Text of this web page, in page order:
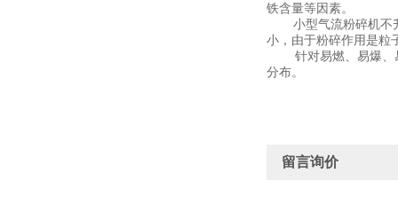
铁含量等因素。
小型气流粉碎机不升
小，由于粉碎作用是粒
针对易燃、易爆、易
分布。
留言询价